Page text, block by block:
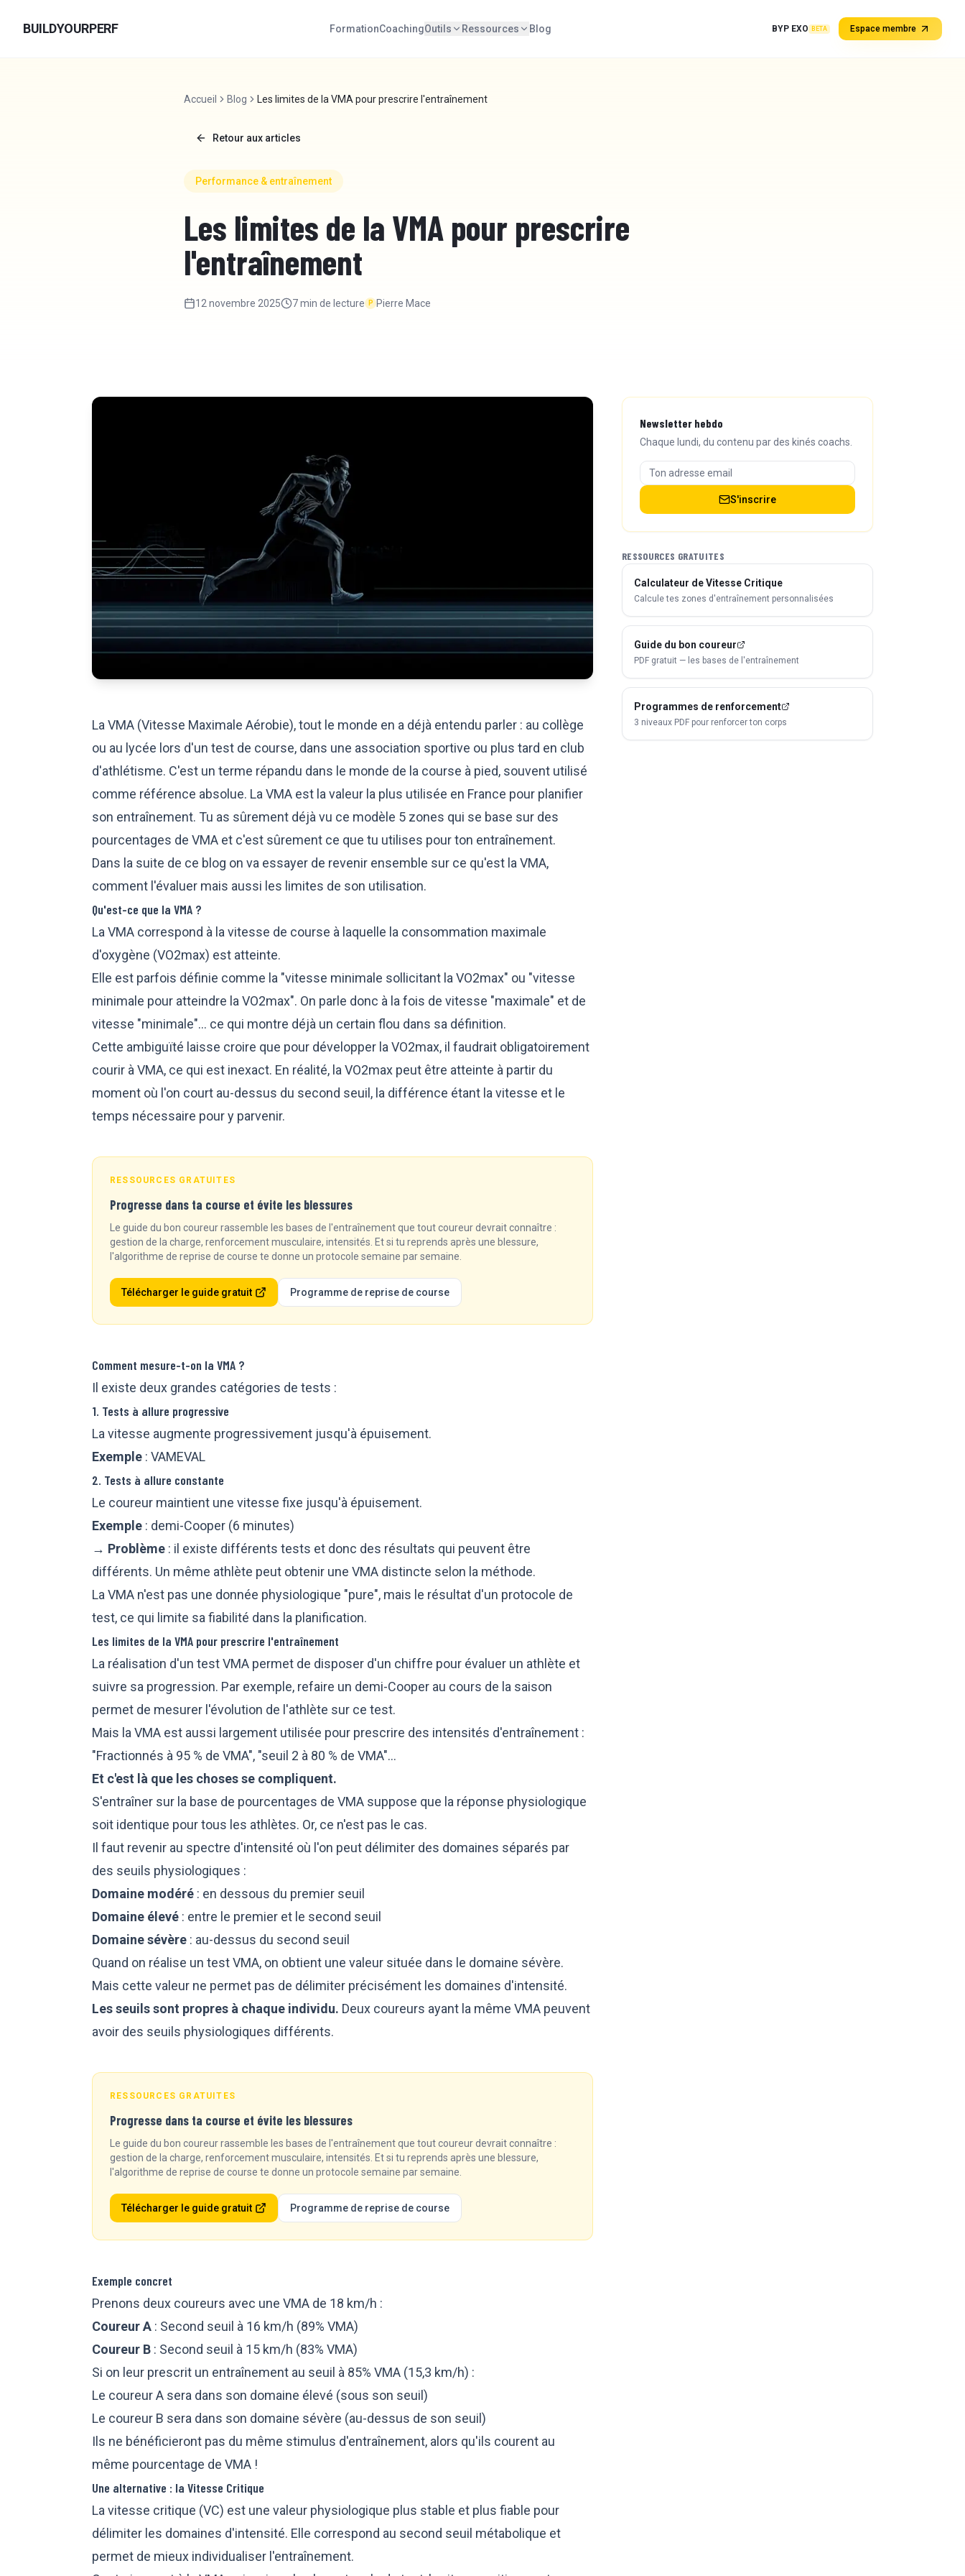
BUILDYOURPERF FormationCoachingOutils Ressources Blog BYP EXO BETA Espace membre
Accueil Blog Les limites de la VMA pour prescrire l'entraînement
Retour aux articles
Performance & entraînement
Les limites de la VMA pour prescrire
l'entraînement
12 novembre 2025 7 min de lecture P Pierre Mace
La VMA (Vitesse Maximale Aérobie), tout le monde en a déjà entendu parler : au collège
ou au lycée lors d'un test de course, dans une association sportive ou plus tard en club
d'athlétisme. C'est un terme répandu dans le monde de la course à pied, souvent utilisé
comme référence absolue. La VMA est la valeur la plus utilisée en France pour planifier
son entraînement. Tu as sûrement déjà vu ce modèle 5 zones qui se base sur des
pourcentages de VMA et c'est sûrement ce que tu utilises pour ton entraînement.
Dans la suite de ce blog on va essayer de revenir ensemble sur ce qu'est la VMA,
comment l'évaluer mais aussi les limites de son utilisation.
Qu'est-ce que la VMA ?
La VMA correspond à la vitesse de course à laquelle la consommation maximale
d'oxygène (VO2max) est atteinte.
Elle est parfois définie comme la "vitesse minimale sollicitant la VO2max" ou "vitesse
minimale pour atteindre la VO2max". On parle donc à la fois de vitesse "maximale" et de
vitesse "minimale"… ce qui montre déjà un certain flou dans sa définition.
Cette ambiguïté laisse croire que pour développer la VO2max, il faudrait obligatoirement
courir à VMA, ce qui est inexact. En réalité, la VO2max peut être atteinte à partir du
moment où l'on court au-dessus du second seuil, la différence étant la vitesse et le
temps nécessaire pour y parvenir.
RESSOURCES GRATUITES
Progresse dans ta course et évite les blessures
Le guide du bon coureur rassemble les bases de l'entraînement que tout coureur devrait connaître :
gestion de la charge, renforcement musculaire, intensités. Et si tu reprends après une blessure,
l'algorithme de reprise de course te donne un protocole semaine par semaine.
Télécharger le guide gratuit Programme de reprise de course
Comment mesure-t-on la VMA ?
Il existe deux grandes catégories de tests :
1. Tests à allure progressive
La vitesse augmente progressivement jusqu'à épuisement.
Exemple : VAMEVAL
2. Tests à allure constante
Le coureur maintient une vitesse fixe jusqu'à épuisement.
Exemple : demi-Cooper (6 minutes)
→ Problème : il existe différents tests et donc des résultats qui peuvent être
différents. Un même athlète peut obtenir une VMA distincte selon la méthode.
La VMA n'est pas une donnée physiologique "pure", mais le résultat d'un protocole de
test, ce qui limite sa fiabilité dans la planification.
Les limites de la VMA pour prescrire l'entraînement
La réalisation d'un test VMA permet de disposer d'un chiffre pour évaluer un athlète et
suivre sa progression. Par exemple, refaire un demi-Cooper au cours de la saison
permet de mesurer l'évolution de l'athlète sur ce test.
Mais la VMA est aussi largement utilisée pour prescrire des intensités d'entraînement :
"Fractionnés à 95 % de VMA", "seuil 2 à 80 % de VMA"...
Et c'est là que les choses se compliquent.
S'entraîner sur la base de pourcentages de VMA suppose que la réponse physiologique
soit identique pour tous les athlètes. Or, ce n'est pas le cas.
Il faut revenir au spectre d'intensité où l'on peut délimiter des domaines séparés par
des seuils physiologiques :
Domaine modéré : en dessous du premier seuil
Domaine élevé : entre le premier et le second seuil
Domaine sévère : au-dessus du second seuil
Quand on réalise un test VMA, on obtient une valeur située dans le domaine sévère.
Mais cette valeur ne permet pas de délimiter précisément les domaines d'intensité.
Les seuils sont propres à chaque individu. Deux coureurs ayant la même VMA peuvent
avoir des seuils physiologiques différents.
RESSOURCES GRATUITES
Progresse dans ta course et évite les blessures
Le guide du bon coureur rassemble les bases de l'entraînement que tout coureur devrait connaître :
gestion de la charge, renforcement musculaire, intensités. Et si tu reprends après une blessure,
l'algorithme de reprise de course te donne un protocole semaine par semaine.
Télécharger le guide gratuit Programme de reprise de course
Exemple concret
Prenons deux coureurs avec une VMA de 18 km/h :
Coureur A : Second seuil à 16 km/h (89% VMA)
Coureur B : Second seuil à 15 km/h (83% VMA)
Si on leur prescrit un entraînement au seuil à 85% VMA (15,3 km/h) :
Le coureur A sera dans son domaine élevé (sous son seuil)
Le coureur B sera dans son domaine sévère (au-dessus de son seuil)
Ils ne bénéficieront pas du même stimulus d'entraînement, alors qu'ils courent au
même pourcentage de VMA !
Une alternative : la Vitesse Critique
La vitesse critique (VC) est une valeur physiologique plus stable et plus fiable pour
délimiter les domaines d'intensité. Elle correspond au second seuil métabolique et
permet de mieux individualiser l'entraînement.
Newsletter hebdo
Chaque lundi, du contenu par des kinés coachs.
S'inscrire
RESSOURCES GRATUITES
Calculateur de Vitesse Critique
Calcule tes zones d'entraînement personnalisées
Guide du bon coureur
PDF gratuit — les bases de l'entraînement
Programmes de renforcement
3 niveaux PDF pour renforcer ton corps